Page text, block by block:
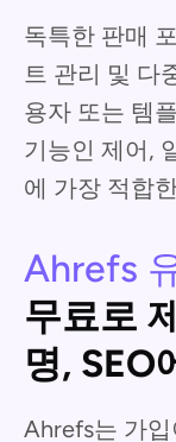
독특한 판매
트 관리 및 다
용자 또는 템
기능인 제어,
에 가장 적합
Ahrefs
무료로
명, SEO
Ahrefs는 가